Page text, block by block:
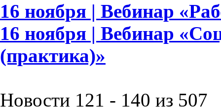
16 ноября | Вебинар
16 ноября | Вебинар
(практика)»
Новости 121 - 140 из 507